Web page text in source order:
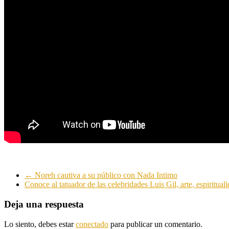
← Noreh cautiva a su público con Nada Intimo
Conoce al tatuador de las celebridades Luis Gil, arte,
Deja una respuesta
Lo siento, debes estarconectado para publicar un comentario.